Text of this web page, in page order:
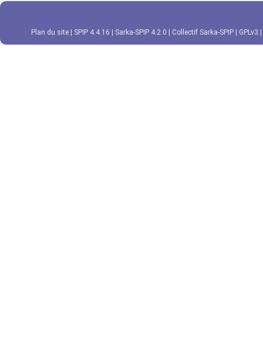
Plan du site SPIP 4.4.16 Sarka-SPIP 4.2.0 Collectif Sarka-SPIP GPLv3